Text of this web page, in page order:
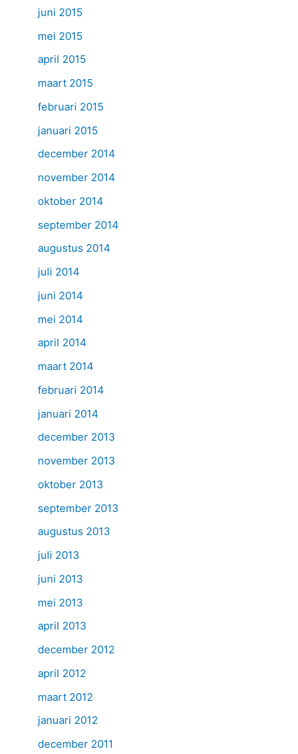
juni 2015
mei 2015
april 2015
maart 2015
februari 2015
januari 2015
december 2014
november 2014
oktober 2014
september 2014
augustus 2014
juli 2014
juni 2014
mei 2014
april 2014
maart 2014
februari 2014
januari 2014
december 2013
november 2013
oktober 2013
september 2013
augustus 2013
juli 2013
juni 2013
mei 2013
april 2013
december 2012
april 2012
maart 2012
januari 2012
december 2011